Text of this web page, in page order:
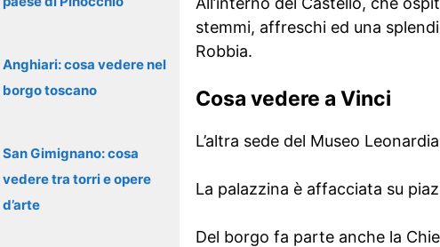
stemmi, affreschi ed una
Robbia.
Cosa vedere a Vinci
L’altra sede del Museo
La palazzina è affacciata su
Del borgo fa parte anche la
Anghiari: cosa vedere nel
borgo toscano
San Gimignano: cosa
vedere tra torri e opere
d’arte